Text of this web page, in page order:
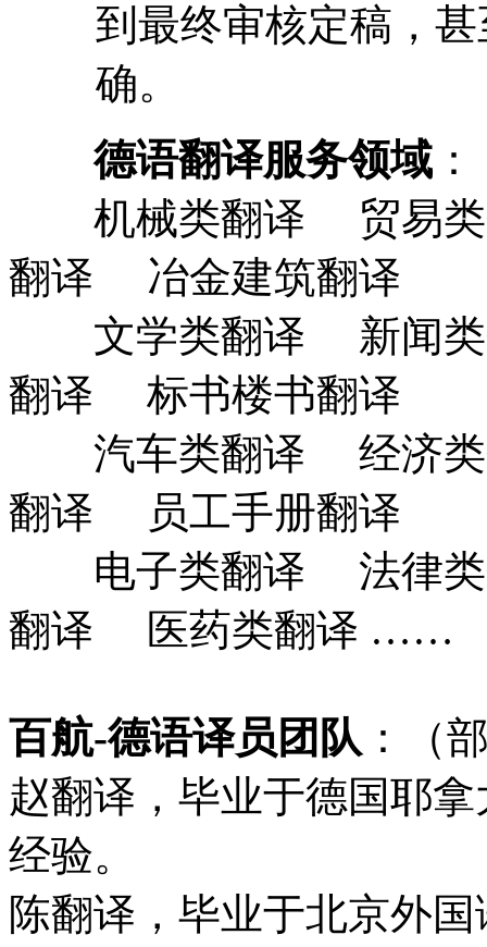
到最终审核定稿，
确。
德语翻译服务领域 ：
机械类翻译 贸易类
翻译 冶金建筑翻译
文学类翻译 新闻类
翻译 标书楼书翻译
汽车类翻译 经济类
翻译 员工手册翻译
电子类翻译 法律类
翻译 医药类翻译 ……
百航-德语译员团队 ：（
赵翻译，毕业于德国耶
经验。
陈翻译，毕业于北京外